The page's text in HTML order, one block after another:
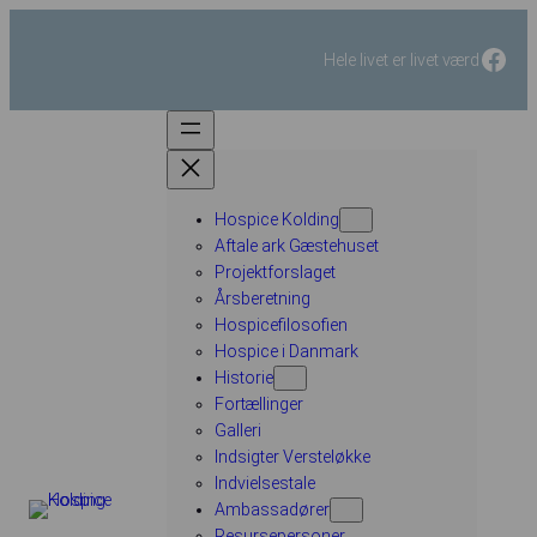
Hele livet er livet værd
Hospice Kolding
Aftale ark Gæstehuset
Projektforslaget
Årsberetning
Hospicefilosofien
Hospice i Danmark
Historie
Fortællinger
Galleri
Indsigter Versteløkke
Indvielsestale
Ambassadører